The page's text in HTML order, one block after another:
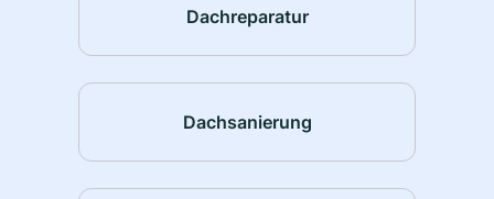
Dachreparatur
Dachsanierung